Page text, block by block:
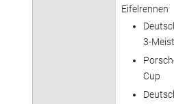
Eifelrennen
3-
Cup